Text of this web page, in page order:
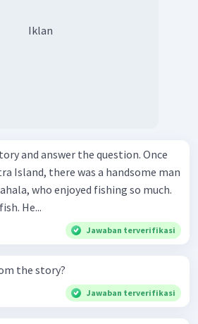
Iklan
and answer the question. Once
Island, there was a handsome man
who enjoyed fishing so much.
He...
Jawaban terverifikasi
the story?
Jawaban terverifikasi